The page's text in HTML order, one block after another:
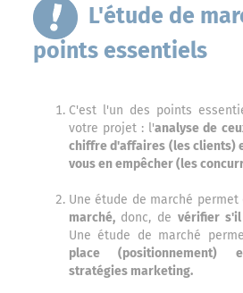
L'étude de
points essentiels
C'est l'un des points
votre projet : l'analyse de
chiffre d'affaires (les clients)
vous en empêcher (les
Une étude de marché permet
marché, donc, de vérifier
Une étude de marché
place (positionnement)
stratégies marketing.